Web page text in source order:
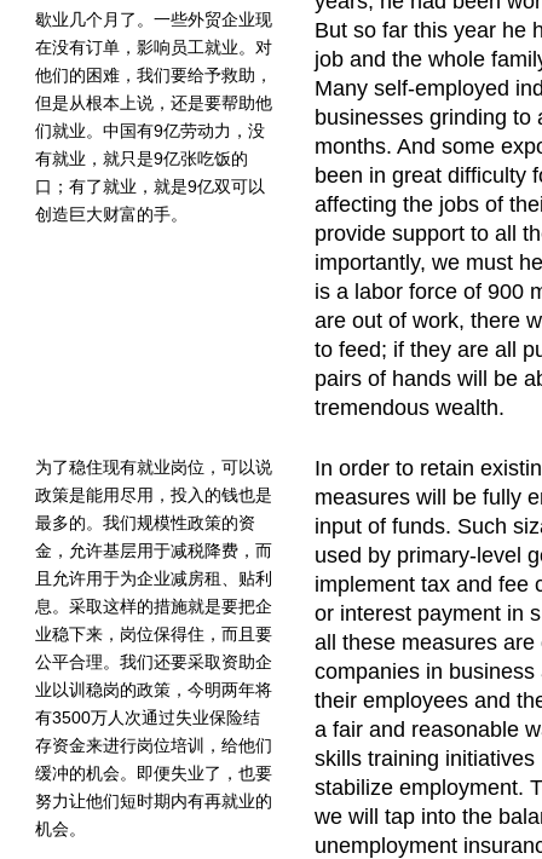
歇业几个月了。一些外贸企业现
在没有订单，影响员工就业。对
他们的困难，我们要给予救助，
但是从根本上说，还是要帮助他
们就业。中国有9亿劳动力，没
有就业，就只是9亿张吃饭的
口；有了就业，就是9亿双可以
创造巨大财富的手。
But so far this year he
job and the whole
Many self-employed
businesses grinding to
months. And some
been in great difficulty
affecting the jobs of
provide support to all
importantly, we must
is a labor force of 900
are out of work, there
to feed; if they are all
pairs of hands will be
tremendous wealth.
为了稳住现有就业岗位，可以说
政策是能用尽用，投入的钱也是
最多的。我们规模性政策的资
金，允许基层用于减税降费，而
且允许用于为企业减房租、贴利
息。采取这样的措施就是要把企
业稳下来，岗位保得住，而且要
公平合理。我们还要采取资助企
业以训稳岗的政策，今明两年将
有3500万人次通过失业保险结
存资金来进行岗位培训，给他们
缓冲的机会。即便失业了，也要
努力让他们短时期内有再就业的
机会。
In order to retain
measures will be fully
input of funds. Such
used by primary-level
implement tax and fee
or interest payment in
all these measures
companies in
their employees and
a fair and reasonable
skills training
stabilize employment.
we will tap into the
unemployment